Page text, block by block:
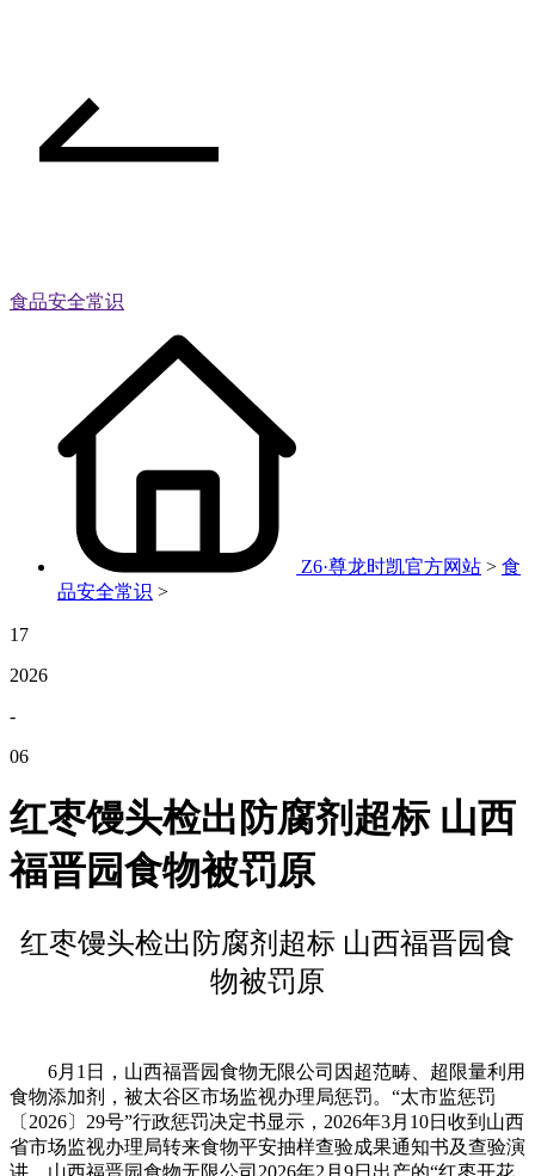
食品安全常识
Z6·尊龙时凯官方网站 > 食
品安全常识 >
17
2026
-
06
红枣馒头检出防腐剂超标 山西
福晋园食物被罚原
红枣馒头检出防腐剂超标 山西福晋园食
物被罚原
6月1日，山西福晋园食物无限公司因超范畴、超限量利用
食物添加剂，被太谷区市场监视办理局惩罚。“太市监惩罚
〔2026〕29号”行政惩罚决定书显示，2026年3月10日收到山西
省市场监视办理局转来食物平安抽样查验成果通知书及查验演
讲，山西福晋园食物无限公司2026年2月9日出产的“红枣开花